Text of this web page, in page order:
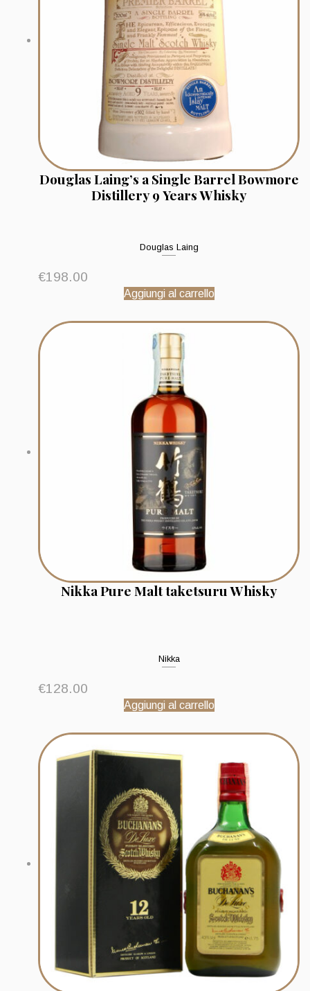
Douglas Laing’s a Single Barrel Bowmore
Distillery 9 Years Whisky
Douglas Laing
€198.00
Aggiungi al carrello
Nikka Pure Malt taketsuru Whisky
Nikka
€128.00
Aggiungi al carrello